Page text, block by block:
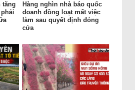
tăng
Hàng nghìn nhà báo quốc
doanh đồng loạt mất việc
làm sau quyết định đóng
cửa